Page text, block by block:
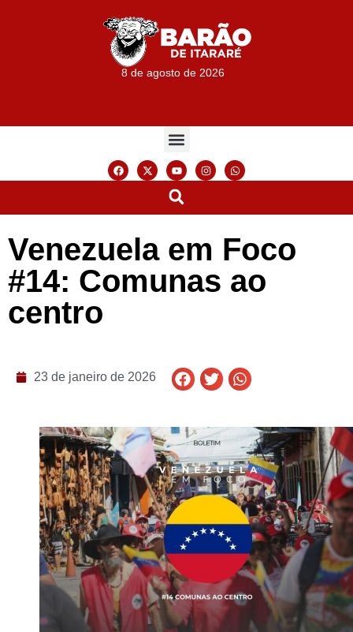
8 de agosto de 2026
Venezuela em Foco
#14: Comunas ao
centro
23 de janeiro de 2026